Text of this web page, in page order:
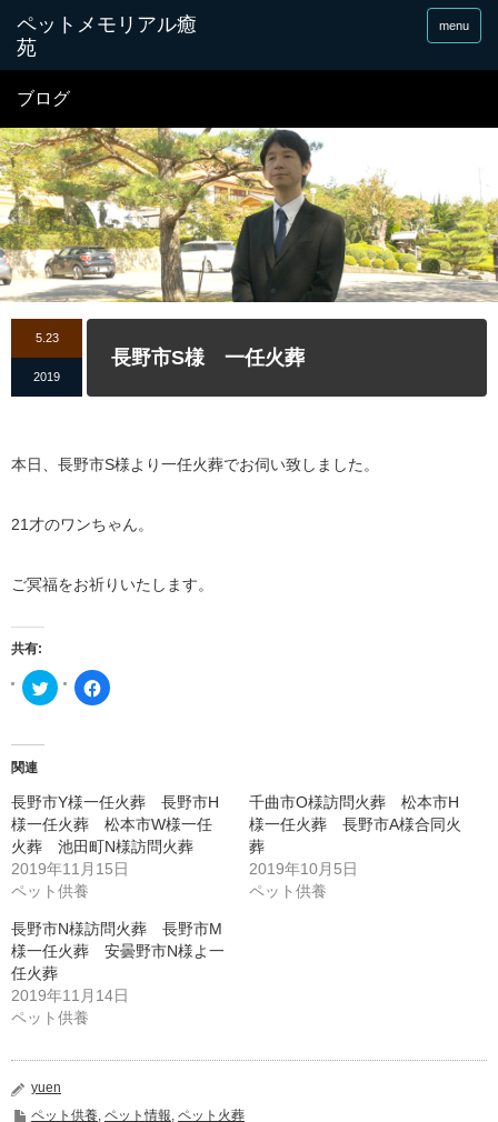
menu
ブログ
5.23
2019
長野市S様 一任火葬
本日、長野市S様より一任火葬でお伺い致しました。
21才のワンちゃん。
ご冥福をお祈りいたします。
共有:
ク
リ
有
(新
し
い
ウ
ィ
ン
ド
で
開
き
ま
す)
Facebook
で
リ
ッ
ク
し
て
く
(新
し
い
ウ
ン
ド
き
関連
長野市Y様一任火葬 長野市H
様一任火葬 松本市W様一任
火葬 池田町N様訪問火葬
2019年11月15日
ペット供養
千曲市O様訪問火葬 松本市H
様一任火葬 長野市A様合同火
葬
2019年10月5日
ペット供養
長野市N様訪問火葬 長野市M
様一任火葬 安曇野市N様よ一
任火葬
2019年11月14日
ペット供養
yuen
ペット供養 ペット情報 ペット火葬